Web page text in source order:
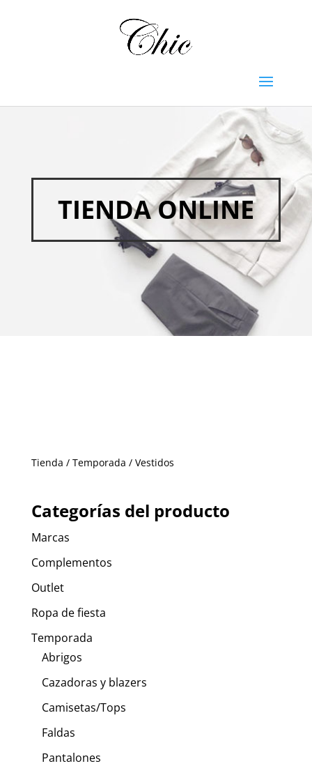
TIENDA ONLINE
Tienda / Temporada / Vestidos
Categorías del producto
Marcas
Complementos
Outlet
Ropa de fiesta
Temporada
Abrigos
Cazadoras y blazers
Camisetas/Tops
Faldas
Pantalones